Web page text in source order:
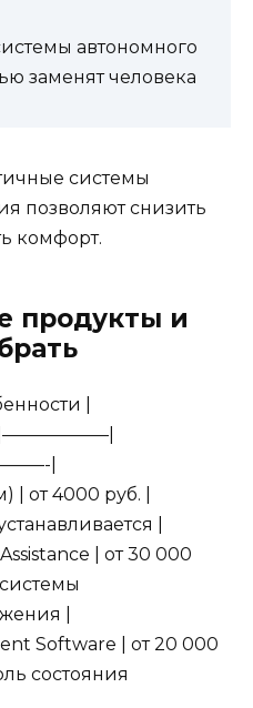
автономного
заменят человека
системы
позволяют снизить
комфорт.
продукты и
|
|
| от 4000 руб. |
|
| от 30 000
|
Software | от 20 000
состояния